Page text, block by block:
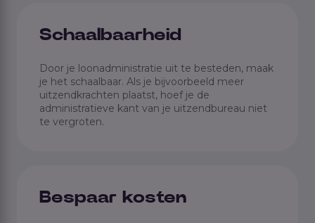
Schaalbaarheid
Door je loonadministratie uit te besteden, maak
je het schaalbaar. Als je bijvoorbeeld meer
uitzendkrachten plaatst, hoef je de
administratieve kant van je uitzendbureau niet
te vergroten.
Bespaar kosten